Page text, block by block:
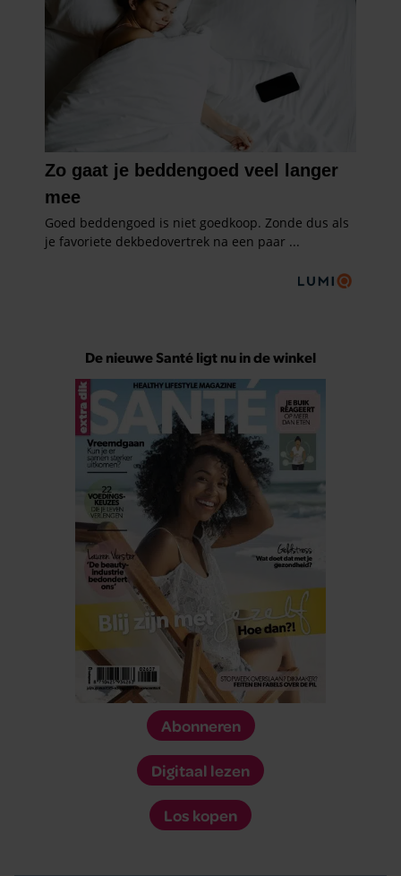
De nieuwe Santé ligt nu in de winkel
Abonneren
Digitaal lezen
Los kopen